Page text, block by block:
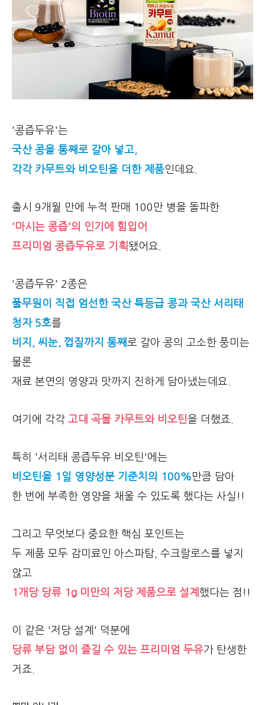
'콩즙두유'는
국산 콩을 통째로 갈아 넣고,
각각 카무트와 비오틴을 더한 제품인데요.
출시 9개월 만에 누적 판매 100만 병을 돌파한
'마시는 콩즙'의 인기에 힘입어
프리미엄 콩즙두유로 기획됐어요.
'콩즙두유' 2종은
풀무원이 직접 엄선한 국산 특등급 콩과 국산 서리태
청자 5호를
비지, 씨눈, 껍질까지 통째로 갈아 콩의 고소한 풍미는
물론
재료 본연의 영양과 맛까지 진하게 담아냈는데요.
여기에 각각 고대 곡물 카무트와 비오틴을 더했죠.
특히 '서리태 콩즙두유 비오틴'에는
비오틴을 1일 영양성분 기준치의 100%만큼 담아
한 번에 부족한 영양을 채울 수 있도록 했다는 사실!!
그리고 무엇보다 중요한 핵심 포인트는
두 제품 모두 감미료인 아스파탐, 수크랄로스를 넣지
않고
1개당 당류 1g 미만의 저당 제품으로 설계 했다는 점!!
이 같은 '저당 설계' 덕분에
당류 부담 없이 즐길 수 있는 프리미엄 두유가 탄생한
거죠.